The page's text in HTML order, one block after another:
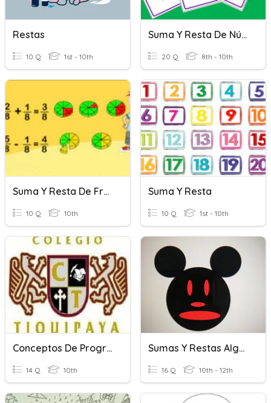
Restas
10 Q 1st - 10th
Suma Y Resta De Números Enteros
20 Q 8th - 10th
Suma Y Resta De Fracciones Homogéneas
10 Q 10th
Suma Y Resta
10 Q 1st - 10th
Conceptos De Programación
14 Q 10th
Sumas Y Restas Algebraicas
16 Q 10th - 12th